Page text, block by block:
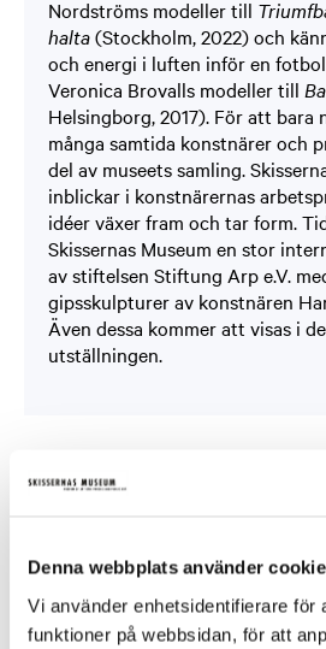
Denna webbplats använder
Vi använder enhetsidentifierare för
funktioner på webbsidan, för att
Nordströms modeller till
halta(Stockholm, 2022) och
och energi i luften inför en
Veronica Brovalls modeller till
Helsingborg, 2017). För att bara
många samtida konstnärer och
del av museets samling.
inblickar i konstnärernas
idéer växer fram och tar form.
Skissernas Museum en stor
av stiftelsen Stiftung Arp e.V.
gipsskulpturer av konstnären
Även dessa kommer att visas i
utställningen.